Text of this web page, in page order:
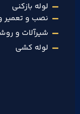
لوله بازکنی
نصب و تعمیر
شیرآلات و
لوله کشی